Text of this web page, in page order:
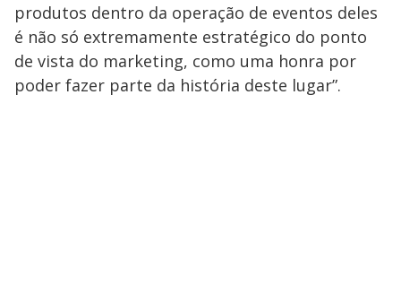
produtos dentro da operação de eventos deles
é não só extremamente estratégico do ponto
de vista do marketing, como uma honra por
poder fazer parte da história deste lugar”.